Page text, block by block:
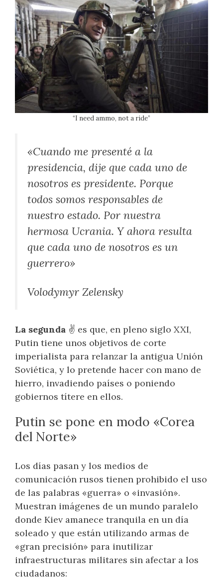
“I need ammo, not a ride”
«Cuando me presenté a la
presidencia, dije que cada uno de
nosotros es presidente. Porque
todos somos responsables de
nuestro estado. Por nuestra
hermosa Ucrania. Y ahora resulta
que cada uno de nosotros es un
guerrero»
Volodymyr Zelensky
La segunda ✌️ es que, en pleno siglo XXI,
Putin tiene unos objetivos de corte
imperialista para relanzar la antigua Unión
Soviética, y lo pretende hacer con mano de
hierro, invadiendo países o poniendo
gobiernos títere en ellos.
Putin se pone en modo «Corea
del Norte»
Los días pasan y los medios de
comunicación rusos tienen prohibido el uso
de las palabras «guerra» o «invasión».
Muestran imágenes de un mundo paralelo
donde Kiev amanece tranquila en un día
soleado y que están utilizando armas de
«gran precisión» para inutilizar
infraestructuras militares sin afectar a los
ciudadanos: